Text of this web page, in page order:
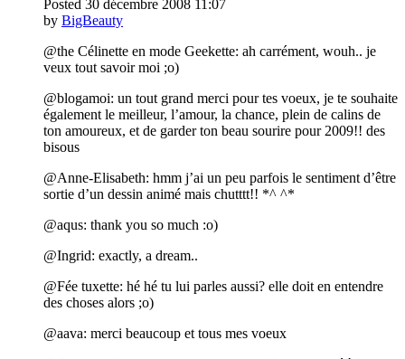
Posted 30 décembre 2008 11:07
by BigBeauty
@the Célinette en mode Geekette: ah carrément, wouh.. je
veux tout savoir moi ;o)
@blogamoi: un tout grand merci pour tes voeux, je te souhaite
également le meilleur, l’amour, la chance, plein de calins de
ton amoureux, et de garder ton beau sourire pour 2009!! des
bisous
@Anne-Elisabeth: hmm j’ai un peu parfois le sentiment d’être
sortie d’un dessin animé mais chutttt!! *^ ^*
@aqus: thank you so much :o)
@Ingrid: exactly, a dream..
@Fée tuxette: hé hé tu lui parles aussi? elle doit en entendre
des choses alors ;o)
@aava: merci beaucoup et tous mes voeux